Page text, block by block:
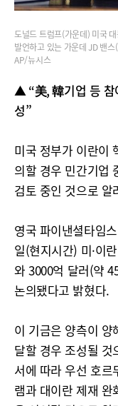
도널드 트럼프(가운데) 미국
발언하고 있는 가운데 JD 밴
AP/뉴시스
▲ “美, 韓기업 등 참
성”
미국 정부가 이란이
의할 경우 민간기업
검토 중인 것으로 알
영국 파이낸셜타임
일(현지시간) 미·이
와 3000억 달러(약
논의됐다고 밝혔다.
이 기금은 양측이
달할 경우 조성될
서에 따라 우선 호
램과 대이란 제재